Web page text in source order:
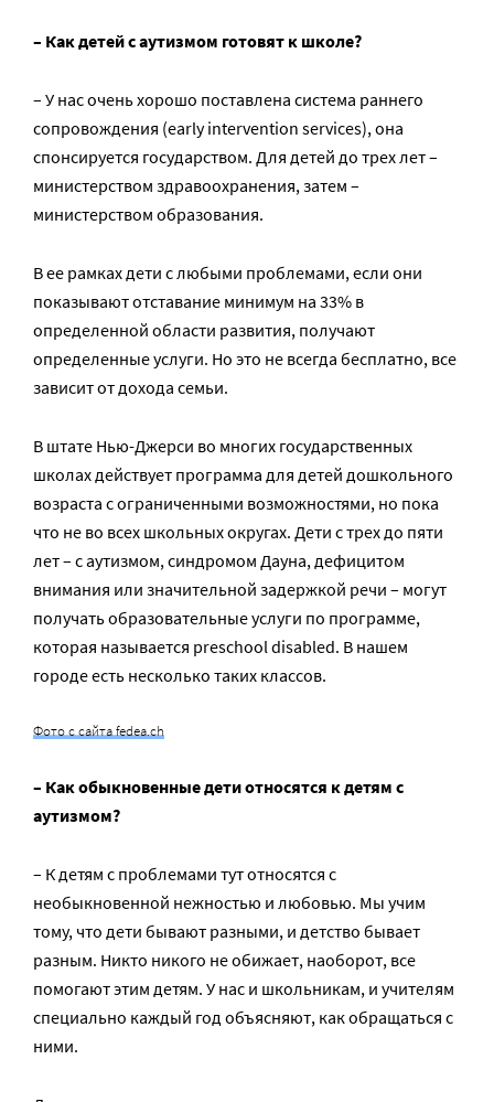
– Как детей с аутизмом готовят к школе?
– У нас очень хорошо поставлена система раннего
сопровождения (early intervention services), она
спонсируется государством. Для детей до трех лет –
министерством здравоохранения, затем –
министерством образования.
В ее рамках дети с любыми проблемами, если они
показывают отставание минимум на 33% в
определенной области развития, получают
определенные услуги. Но это не всегда бесплатно, все
зависит от дохода семьи.
В штате Нью-Джерси во многих государственных
школах действует программа для детей дошкольного
возраста с ограниченными возможностями, но пока
что не во всех школьных округах. Дети с трех до пяти
лет – с аутизмом, синдромом Дауна, дефицитом
внимания или значительной задержкой речи – могут
получать образовательные услуги по программе,
которая называется preschool disabled. В нашем
городе есть несколько таких классов.
Фото с сайта fedea.ch
– Как обыкновенные дети относятся к детям с
аутизмом?
– К детям с проблемами тут относятся с
необыкновенной нежностью и любовью. Мы учим
тому, что дети бывают разными, и детство бывает
разным. Никто никого не обижает, наоборот, все
помогают этим детям. У нас и школьникам, и учителям
специально каждый год объясняют, как обращаться с
ними.